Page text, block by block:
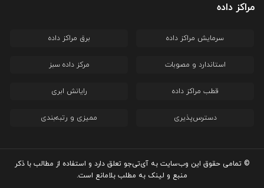
مراکز داده
سرمایش مراکز داده برق مراکز داده
استاندارد و مصوبات مرکز داده سبز
قطب مراکز داده رایانش ابری
دسترس‌پذیری ممیزی و رتبه‌بندی
© تمامی حقوق این وب‌سایت به آی‌تی‌جو تعلق دارد و استفاده از مطالب با ذکر
منبع و لینک به مطلب بلامانع است.